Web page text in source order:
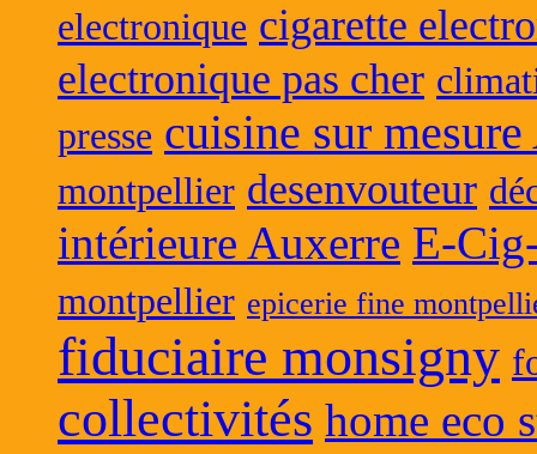
electronique cigarette
electronique pas cher
presse cuisine sur
montpellier desenvouteur
intérieure Auxerre E-
montpellier epicerie fine
fiduciaire monsigny
collectivités home eco